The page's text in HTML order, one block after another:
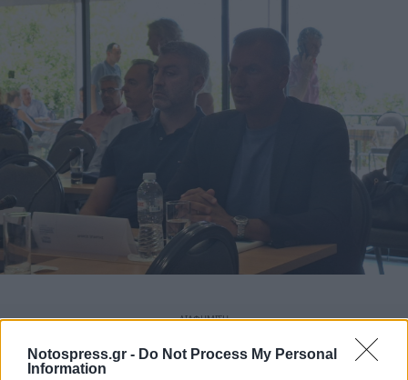
Notospress.gr - Do Not Process My Personal
Information